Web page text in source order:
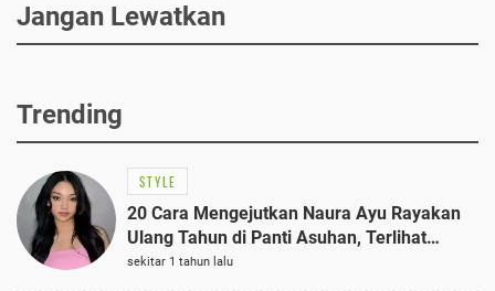
Jangan Lewatkan
Trending
STYLE
20 Cara Mengejutkan Naura Ayu Rayakan
Ulang Tahun di Panti Asuhan, Terlihat
Anggun dengan Kaftan Cokelat
sekitar 1 tahun lalu